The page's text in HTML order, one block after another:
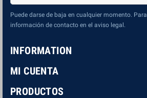
Puede darse de baja en cualquier momento.
información de contacto en el aviso legal.
INFORMATION
MI CUENTA
PRODUCTOS